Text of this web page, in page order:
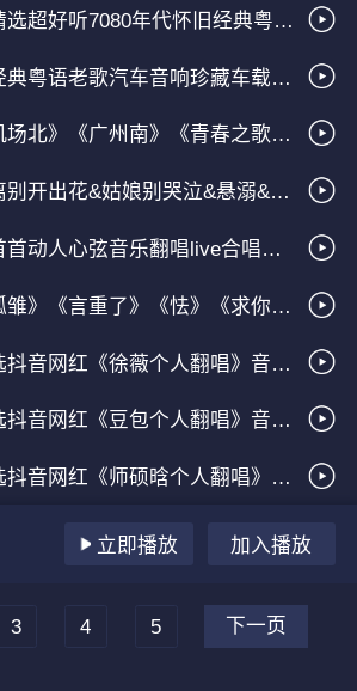
超好听7080年代怀旧经典粤语老歌音乐合集》
粤语老歌汽车音响珍藏车载慢歌CD音乐串烧》
》《广州南》《青春之歌》《情动如初》廣式粤语流行曲音乐精选
开出花&姑娘别哭泣&悬溺&2024热歌流行音乐榜》
动人心弦音乐翻唱live合唱版】车载CD串烧
》《言重了》《怯》《求你讲清楚》首首粤语靓声串烧
音网红《徐薇个人翻唱》音乐集
音网红《豆包个人翻唱》音乐集
音网红《师硕晗个人翻唱》音乐集
立即播放 加入播放
3 4 5 下一页